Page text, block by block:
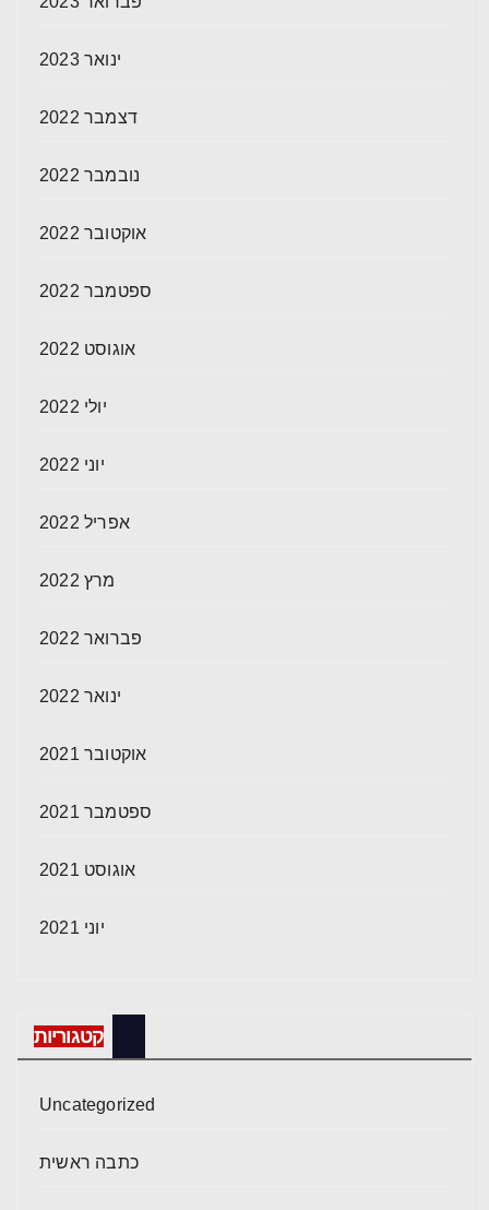
ינואר 2023
דצמבר 2022
נובמבר 2022
אוקטובר 2022
ספטמבר 2022
אוגוסט 2022
יולי 2022
יוני 2022
אפריל 2022
מרץ 2022
פברואר 2022
ינואר 2022
אוקטובר 2021
ספטמבר 2021
אוגוסט 2021
יוני 2021
קטגוריות
Uncategorized
כתבה ראשית